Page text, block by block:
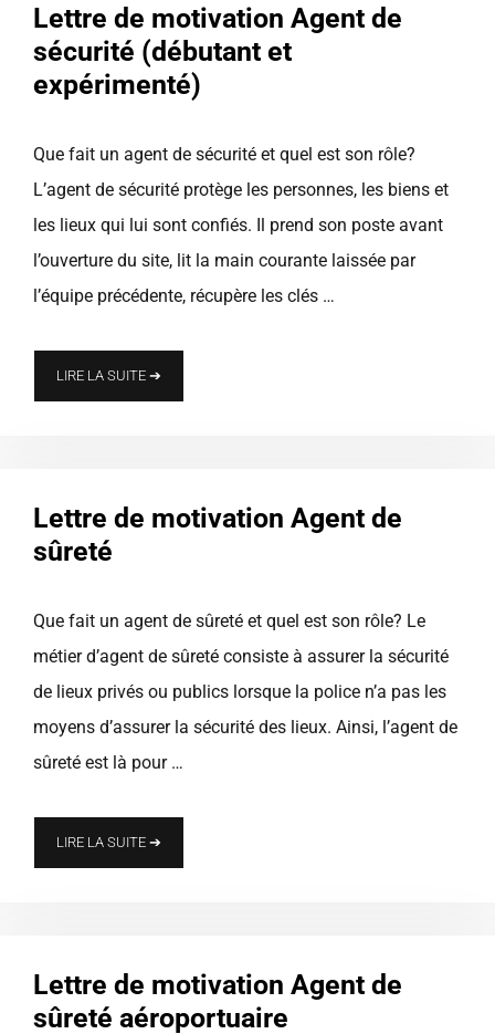
Lettre de motivation Agent de
sécurité (débutant et
expérimenté)
Que fait un agent de sécurité et quel est son rôle?
L’agent de sécurité protège les personnes, les biens et
les lieux qui lui sont confiés. Il prend son poste avant
l’ouverture du site, lit la main courante laissée par
l’équipe précédente, récupère les clés …
LIRE LA SUITE ➔
Lettre de motivation Agent de
sûreté
Que fait un agent de sûreté et quel est son rôle? Le
métier d’agent de sûreté consiste à assurer la sécurité
de lieux privés ou publics lorsque la police n’a pas les
moyens d’assurer la sécurité des lieux. Ainsi, l’agent de
sûreté est là pour …
LIRE LA SUITE ➔
Lettre de motivation Agent de
sûreté aéroportuaire